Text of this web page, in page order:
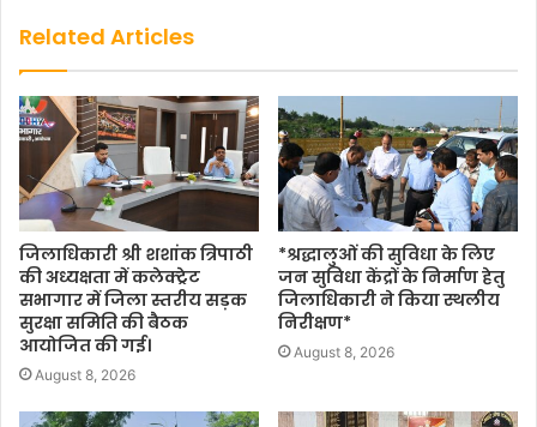
Related Articles
जिलाधिकारी श्री शशांक त्रिपाठी
की अध्यक्षता में कलेक्ट्रेट
सभागार में जिला स्तरीय सड़क
सुरक्षा समिति की बैठक
आयोजित की गई।
August 8, 2026
*श्रद्धालुओं की सुविधा के लिए
जन सुविधा केंद्रों के निर्माण हेतु
जिलाधिकारी ने किया स्थलीय
निरीक्षण*
August 8, 2026